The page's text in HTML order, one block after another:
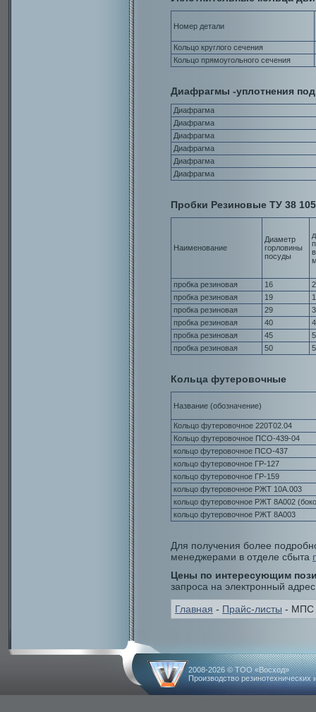
Номер детали
Кольцо круглого сечения
Кольцо прямоугольного сечения
Диафрагмы -уплотнения
Диафрагма
Диафрагма
Диафрагма
Диафрагма
Диафрагма
Диафрагма
Пробки Резиновые ТУ 38
Наименование
Диаметр
горловины
посуды
пробка резиновая 16
пробка резиновая
19
пробка резиновая
29
пробка резиновая
40
пробка резиновая
45
пробка резиновая
50
Кольца футеровочные
Название (обозначение)
Кольцо футеровочное 220Т02.04
Кольцо футеровочное ПСО-439-04
кольцо футеровочное ПСО-437
кольцо футеровочное ГР-127
кольцо футеровочное ГР-159
кольцо футеровочное РЖТ 10А.003
кольцо футеровочное РЖТ 8А002
кольцо футеровочное РЖТ 8А003
Для получения более
менеджерами в отделе сбыта
Цены по интересующим
запроса на электронный
Главная - Прайс-листы - МПС
2008-2026 © ТОО «Восход»
Производство резинотехнических